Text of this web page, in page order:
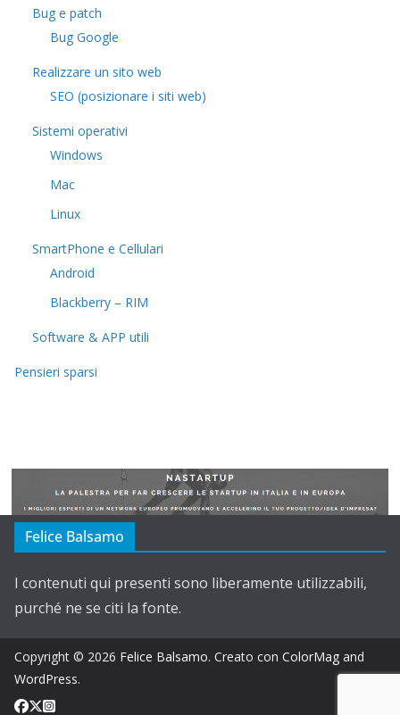
Bug e patch
Bug Google
Realizzare un sito web
SEO (posizionare i siti web)
Sistemi operativi
Windows
Mac
Linux
SmartPhone e Cellulari
Android
Blackberry – RIM
Software & APP utili
Pensieri sparsi
Felice Balsamo
I contenuti qui presenti sono liberamente utilizzabili,
purché ne se citi la fonte.
Copyright © 2026 Felice Balsamo. Creato con ColorMag and
WordPress.